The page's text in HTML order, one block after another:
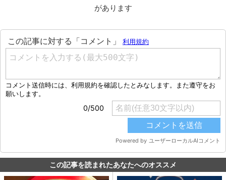
があります
この記事を読まれたあなたへのオススメ